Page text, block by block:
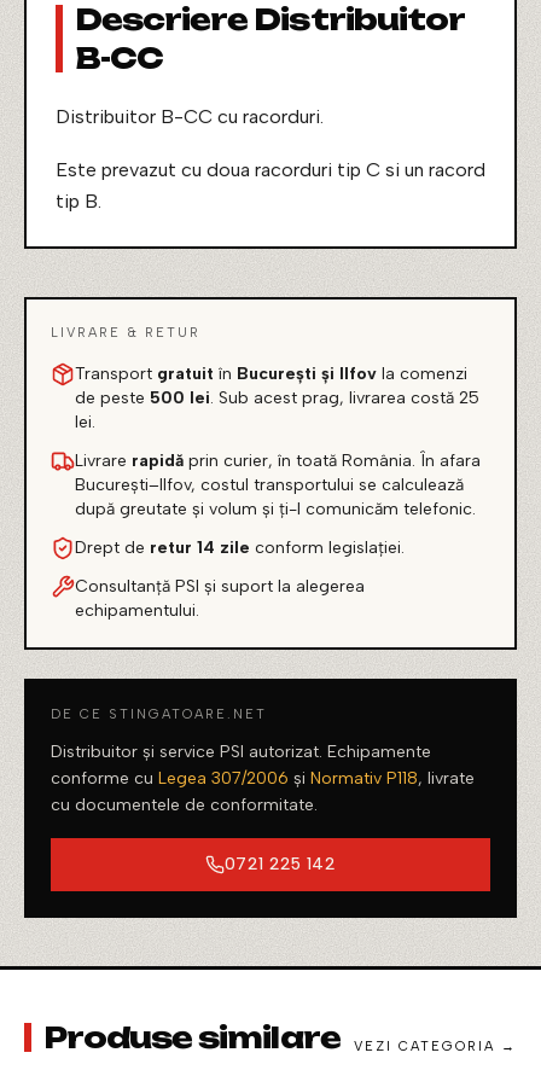
Descriere Distribuitor
B-CC
Distribuitor B-CC cu racorduri.
Este prevazut cu doua racorduri tip C si un racord
tip B.
LIVRARE & RETUR
Transport gratuit în București și Ilfov la comenzi
de peste 500 lei. Sub acest prag, livrarea costă 25
lei.
Livrare rapidă prin curier, în toată România. În afara
București–Ilfov, costul transportului se calculează
după greutate și volum și ți-l comunicăm telefonic.
Drept de retur 14 zile conform legislației.
Consultanță PSI și suport la alegerea
echipamentului.
DE CE STINGATOARE.NET
Distribuitor și service PSI autorizat. Echipamente
conforme cu Legea 307/2006 și Normativ P118, livrate
cu documentele de conformitate.
0721 225 142
Produse similare VEZI CATEGORIA →